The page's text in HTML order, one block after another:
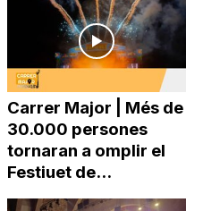
Carrer Major | Més de
30.000 persones
tornaran a omplir el
Festiuet de...